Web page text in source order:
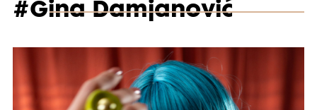
#Gina Damjanović